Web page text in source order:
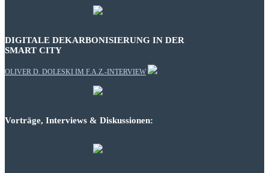
DIGITALE DEKARBONISIERUNG IN DER
SMART CITY
OLIVER D. DOLESKI IM F.A.Z.-INTERVIEW
Vorträge, Interviews & Diskussionen: